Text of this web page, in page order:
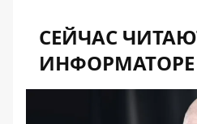
СЕЙЧАС
ИНФОРМАТОРЕ